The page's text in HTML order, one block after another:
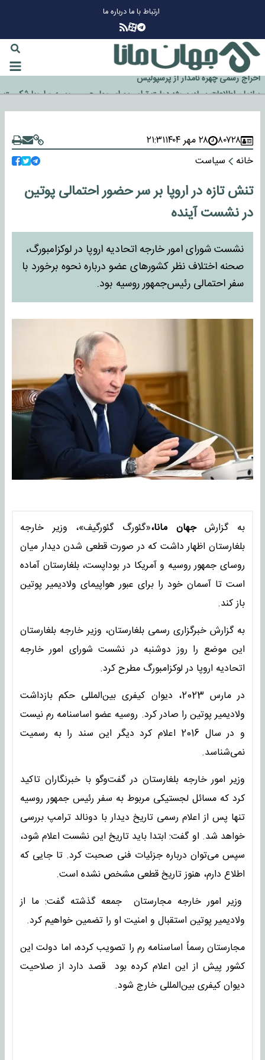
ارتباط با مادرباره ما
گزینه جدایی اوسمار روی میز مدیران پرسپولیس
آیا رئیس جمهور آمریکا قانون را دور می‌زند؟
اخراج رسمی چهره نامدار از پرسپولیس
سازمان اطلاعات سپاه: پروژه دولت ترامپ برای مهار چین، روسیه و اروپا شکست
خورد
۸۰۷۲۸ ۲۸ مهر ۱۴۰۴
۲۱:۳۱
خانه
سیاست
تنش تازه در اروپا بر سر حضور احتمالی پوتین
در نشست آینده
نشست شورای امور خارجه اتحادیه اروپا در لوکزامبورگ،
صحنه اختلاف نظر کشورهای عضو درباره نحوه برخورد با
سفر احتمالی رئیس‌جمهور روسیه بود.
به گزارشجهان مانا،«گئورگ گئورگیف»، وزیر خارجه
بلغارستان اظهار داشت که در صورت قطعی شدن دیدار میان
روسای جمهور روسیه و آمریکا در بوداپست، بلغارستان آماده
است تا آسمان خود را برای عبور هواپیمای ولادیمیر پوتین
باز کند.
به گزارش خبرگزاری رسمی بلغارستان، وزیر خارجه بلغارستان
این موضع را روز دوشنبه در نشست شورای امور خارجه
اتحادیه اروپا در لوکزامبورگ مطرح کرد.
در مارس 2023، دیوان کیفری بین‌المللی حکم بازداشت
ولادیمیر پوتین را صادر کرد. روسیه عضو اساسنامه رم نیست
و در سال 2016 اعلام کرد دیگر این سند را به رسمیت
نمی‌شناسد.
وزیر امور خارجه بلغارستان در گفت‌وگو با خبرنگاران تاکید
کرد که مسائل لجستیکی مربوط به سفر رئیس‌ جمهور روسیه
تنها پس از اعلام رسمی تاریخ دیدار با دونالد ترامپ بررسی
خواهد شد. او گفت: ابتدا باید تاریخ این نشست اعلام شود،
سپس می‌توان درباره جزئیات فنی صحبت کرد. تا جایی که
اطلاع دارم، هنوز تاریخ قطعی مشخص نشده است.
وزیر امور خارجه مجارستان جمعه گذشته گفت: ما از
ولادیمیر پوتین استقبال و امنیت او را تضمین خواهیم کرد.
مجارستان رسماً اساسنامه رم را تصویب کرده، اما دولت این
کشور پیش از این اعلام کرده بود قصد دارد از صلاحیت
دیوان کیفری بین‌المللی خارج شود.